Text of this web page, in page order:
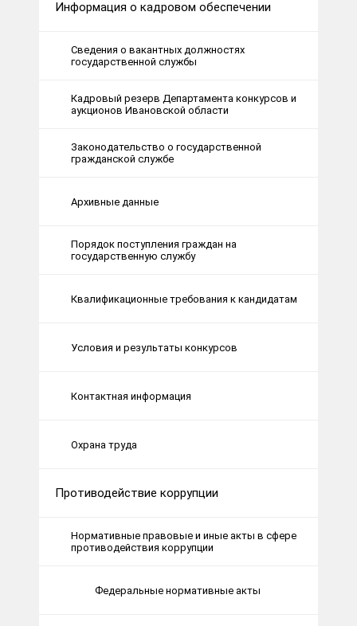
Информация о кадровом обеспечении
Сведения о вакантных должностях
государственной службы
Кадровый резерв Департамента конкурсов и
аукционов Ивановской области
Законодательство о государственной
гражданской службе
Архивные данные
Порядок поступления граждан на
государственную службу
Квалификационные требования к кандидатам
Условия и результаты конкурсов
Контактная информация
Охрана труда
Противодействие коррупции
Нормативные правовые и иные акты в сфере
противодействия коррупции
Федеральные нормативные акты